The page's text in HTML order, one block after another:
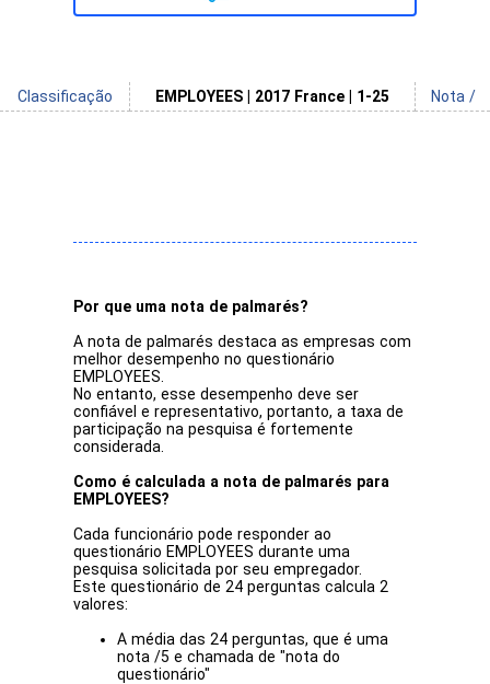
Classificação EMPLOYEES | 2017 France | 1-25 Nota /
Por que uma nota de palmarés?
A nota de palmarés destaca as empresas com
melhor desempenho no questionário
EMPLOYEES.
No entanto, esse desempenho deve ser
confiável e representativo, portanto, a taxa de
participação na pesquisa é fortemente
considerada.
Como é calculada a nota de palmarés para
EMPLOYEES?
Cada funcionário pode responder ao
questionário EMPLOYEES durante uma
pesquisa solicitada por seu empregador.
Este questionário de 24 perguntas calcula 2
valores:
A média das 24 perguntas, que é uma
nota /5 e chamada de "nota do
questionário"